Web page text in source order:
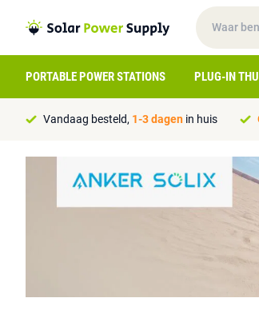
PORTABLE POWER STATIONS PLUG-IN
Vandaag besteld, 1-3 dagen in huis